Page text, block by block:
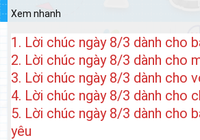
Xem nhanh
1. Lời chúc ngày 8/3 dành cho
2. Lời chúc ngày 8/3 dành cho
3. Lời chúc ngày 8/3 dành cho
4. Lời chúc ngày 8/3 dành cho
5. Lời chúc ngày 8/3 dành cho
yêu